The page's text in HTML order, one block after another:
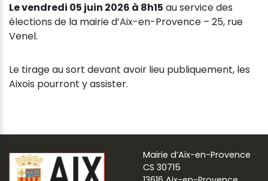
Le vendredi 05 juin 2026 à 8h15 au service des
élections de la mairie d’Aix-en-Provence – 25, rue
Venel.
Le tirage au sort devant avoir lieu publiquement, les
Aixois pourront y assister.
Mairie d’Aix-en-Provence
CS 30715